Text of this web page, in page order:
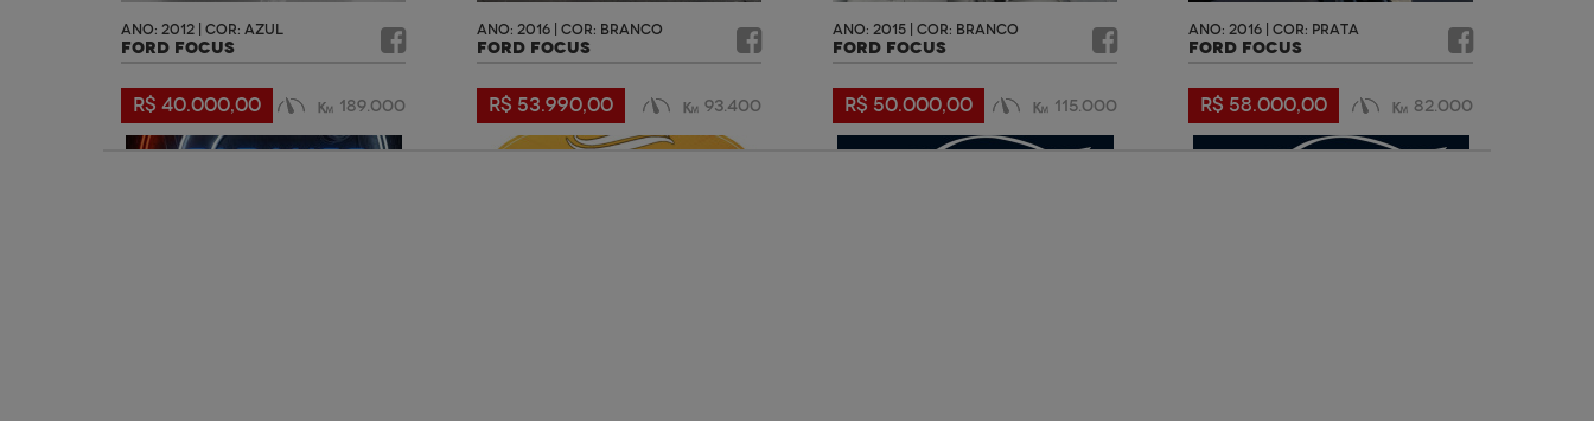
ANO: 2012 | COR: AZUL
FORD FOCUS
R$ 40.000,00 189.000
ANO: 2016 | COR: BRANCO
FORD FOCUS
R$ 53.990,00 93.400
ANO: 2015 | COR: BRANCO
FORD FOCUS
R$ 50.000,00 115.000
ANO: 2016 | COR: PRATA
FORD FOCUS
R$ 58.000,00 82.000